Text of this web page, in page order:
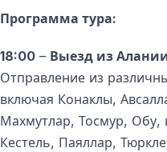
Да, от главного входа
пройти около 650
Подходит ли шоу для
Да, мероприятие
для всех возрастов.
Программа тура:
18:00 – Выезд из
Отправление из
включая Конаклы,
Махмутлар, Тосмур, Обу,
Кестель, Паяллар,